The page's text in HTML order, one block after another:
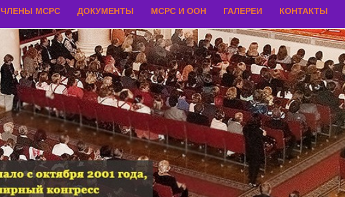
ЧЛЕНЫ МСРС ДОКУМЕНТЫ МСРС И ООН ГАЛЕРЕИ КОНТАКТЫ